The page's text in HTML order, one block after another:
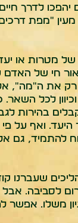
יהפכו לדרך
"מפת
של מטרות או
חי של
רק את ה"מה",
לכל השאר.
בהירות
היעד. ואף על
להתמיד, גם
שעברנו
לסביבה.
משלו.